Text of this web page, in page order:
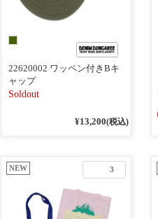
22620002 ワッペン付きBキ
ャップ
Soldout
¥13,200(税込)
3
NEW